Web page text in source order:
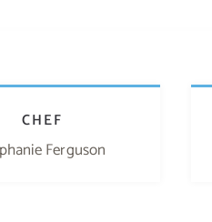
CHEF
Ferguson